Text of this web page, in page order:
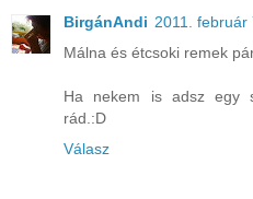
BirgánAndi 2011. február
Málna és étcsoki remek
Ha nekem is adsz egy
rád.:D
Válasz